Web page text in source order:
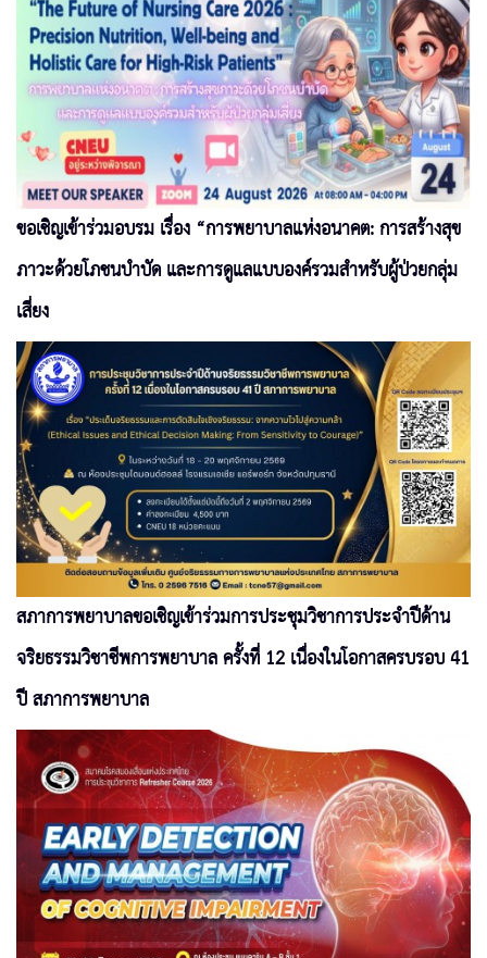
ขอเชิญเข้าร่วมอบรม เรื่อง “การพยาบาลแห่งอนาคต: การสร้างสุข
ภาวะด้วยโภชนบำบัด และการดูแลแบบองค์รวมสำหรับผู้ป่วยกลุ่ม
เสี่ยง
สภาการพยาบาลขอเชิญเข้าร่วมการประชุมวิชาการประจำปีด้าน
จริยธรรมวิชาชีพการพยาบาล ครั้งที่ 12 เนื่องในโอกาสครบรอบ 41
ปี สภาการพยาบาล